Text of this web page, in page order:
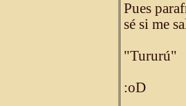
Pues
sé si me
"Tururú"
:oD